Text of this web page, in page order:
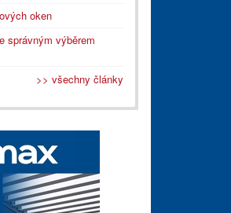
oken
správným výběrem
>> všechny články